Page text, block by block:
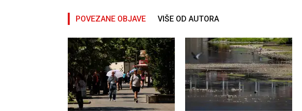
POVEZANE OBJAVE VIŠE OD AUTORA